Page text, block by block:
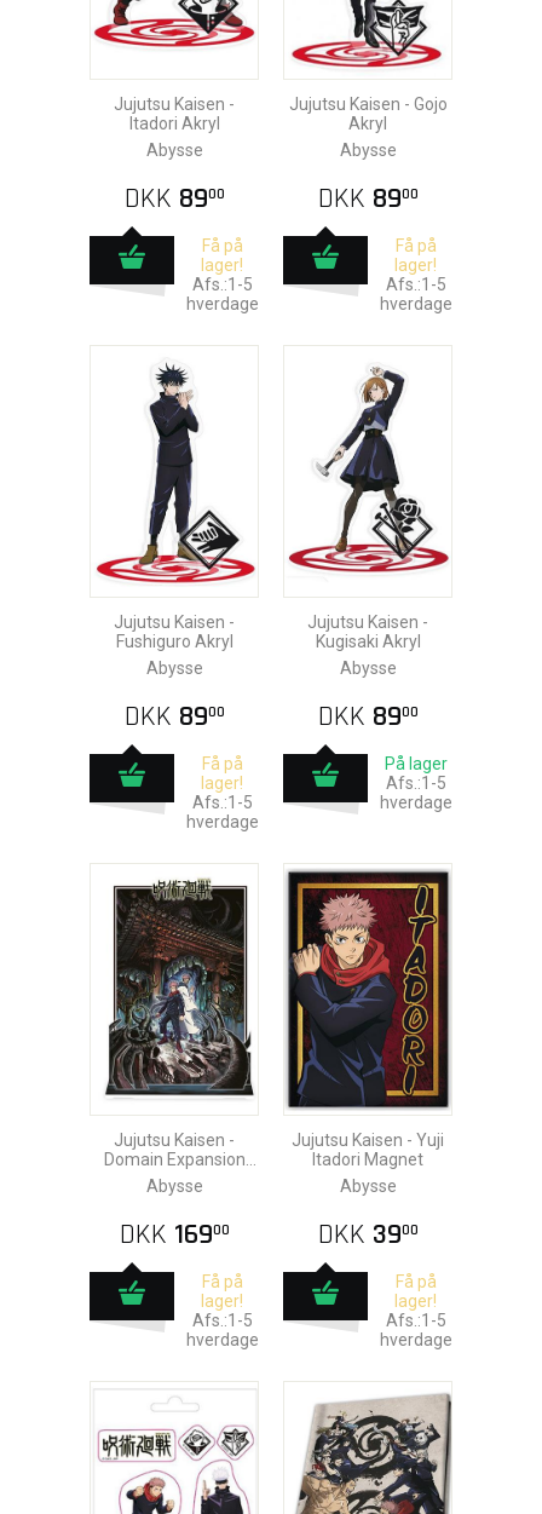
Jujutsu Kaisen -
Itadori Akryl
Abysse
DKK 8900
Få på
lager!
Afs.:1-5
hverdage
Jujutsu Kaisen - Gojo
Akryl
Abysse
DKK 8900
Få på
lager!
Afs.:1-5
hverdage
Jujutsu Kaisen -
Fushiguro Akryl
Abysse
DKK 8900
Få på
lager!
Afs.:1-5
hverdage
Jujutsu Kaisen -
Kugisaki Akryl
Abysse
DKK 8900
På lager
Afs.:1-5
hverdage
Jujutsu Kaisen -
Domain Expansion
Akryl Diorama
Abysse
DKK 16900
Få på
lager!
Afs.:1-5
hverdage
Jujutsu Kaisen - Yuji
Itadori Magnet
Abysse
DKK 3900
Få på
lager!
Afs.:1-5
hverdage